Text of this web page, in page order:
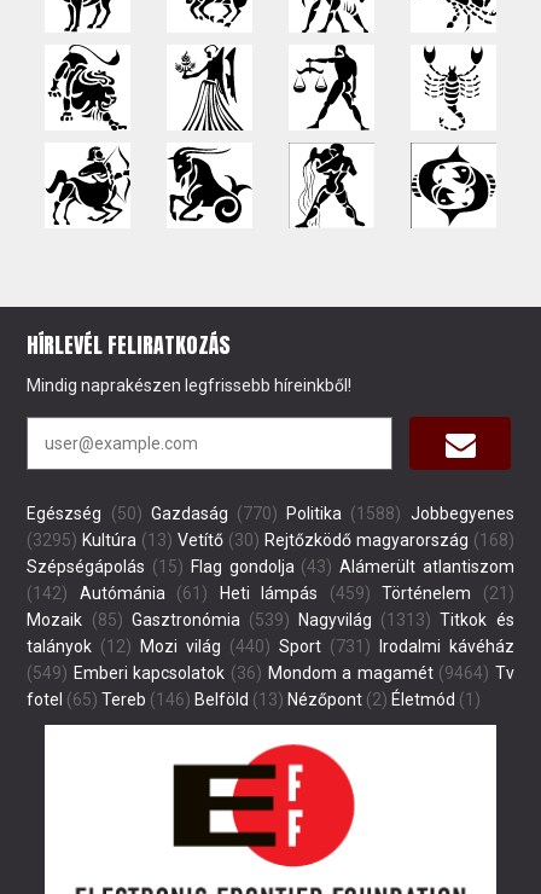
HÍRLEVÉL FELIRATKOZÁS
Mindig naprakészen legfrissebb híreinkből!
Egészség (50) Gazdaság (770) Politika (1588) Jobbegyenes
(3295) Kultúra (13) Vetítő (30) Rejtőzködő magyarország (168)
Szépségápolás (15) Flag gondolja (43) Alámerült atlantiszom
(142)
Autómánia (61) Heti lámpás (459) Történelem (21)
Mozaik (85) Gasztronómia (539) Nagyvilág (1313) Titkok és
talányok (12) Mozi világ (440) Sport(731)
Irodalmi kávéház
(549) Emberi kapcsolatok (36) Mondom a magamét(9464) Tv
fotel (65) Tereb (146) Belföld (13) Nézőpont (2) Életmód (1)